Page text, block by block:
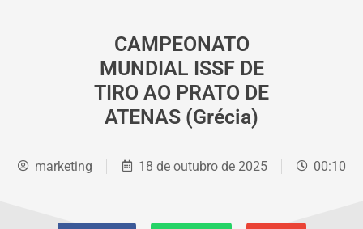
CAMPEONATO
MUNDIAL ISSF DE
TIRO AO PRATO DE
ATENAS (Grécia)
marketing 18 de outubro de 2025 00:10